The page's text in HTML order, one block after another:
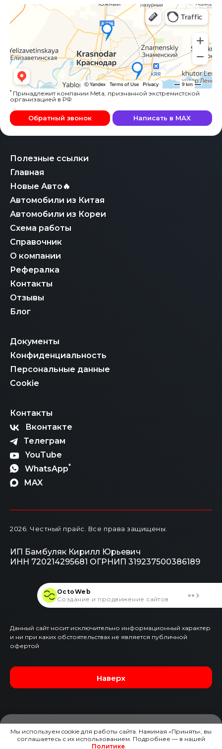
Полезные ссылки
Главная
Новые Авто🔥
Автомобили из Китая
Автомобили из Кореи
Схема работы
Справочник
О компании
Рефералка
Контакты
Отзывы
Блог
Документы
Конфиденциальность
Персональные данные
Cookie
Контакты
Вконтакте
Телеграм
YouTube
WhatsApp*
MAX
* Принадлежит компании Meta, признанной экстремистской
организацией в РФ
Обратный звонок Написать в MAX
2026. Честный прайс. Все права защищены.
ИП Бамбуляк Кирилл Юрьевич
ИНН 720214295681 ОГРНИП 319237500386189
Данный сайт носит исключительно информационный характер
и ни при каких обстоятельствах не является публичной
офертой
Наверх
OctoWeb
Создание и продвижение сайтов
Мы используем cookie для работы сайта. Нажимая «Принять», вы
соглашаетесь с их использованием. Подробнее — в нашей
Политике.
ЗАЯВКА НА ЭТОТ АВТО